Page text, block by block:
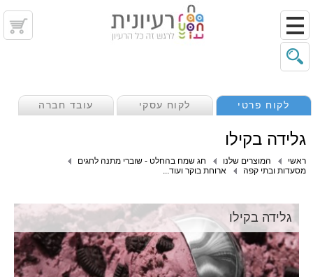
לקוח פרטי לקוח עסקי עובד חברה
גלידה בקילו
ראשי המוצרים שלנו
חג שמח בהחלט - שוברי מתנה לחגים
מסעדות ובתי קפה
ארוחת בוקר ועוד...
גלידה בקילו